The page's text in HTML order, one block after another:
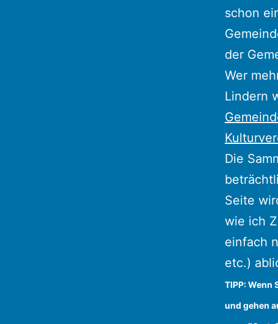
schon
der
Wer
Lindern
Die
Seite
wie ich
einfach
etc.)
TIPP: Wenn
und gehen